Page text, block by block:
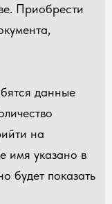
Приобрести
данные
на
имя указано в
будет показать